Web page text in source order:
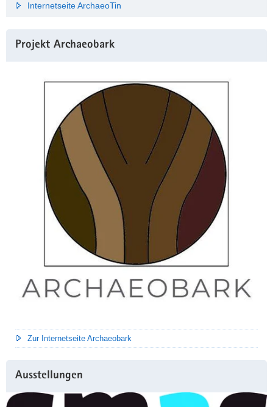
Internetseite ArchaeoTin
Projekt Archaeobark
Zur Internetseite Archaeobark
Ausstellungen